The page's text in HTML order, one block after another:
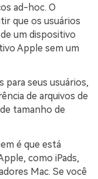
ad-hoc. O
que os usuários
um dispositivo
Apple sem um
seus usuários,
de arquivos de
tamanho de
é que está
como iPads,
Mac. Se você